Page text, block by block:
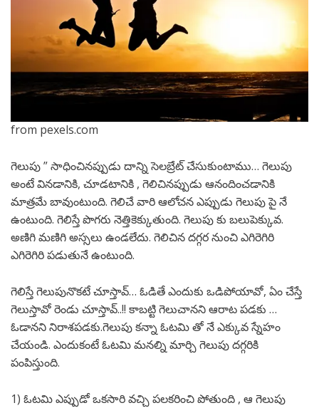
from pexels.com
గెలుపు ” సాధించినప్పుడు దాన్ని సెలబ్రేట్ చేసుకుంటాము… గెలుపు
అంటే వినడానికి, చూడటానికి , గెలిచినప్పుడు ఆనందించడానికి
మాత్రమే బావుంటుంది. గెలిచే వారి ఆలోచన ఎప్పుడు గెలుపు పై నే
ఉంటుంది. గెలిస్తే పొగరు నెత్తికెక్కుతుంది. గెలుపు కు బలుపెక్కువ.
అణిగి మణిగి అస్సలు ఉండలేదు. గెలిచిన దగ్గర నుంచి ఎగిరెగిరి
ఎగిరెగిరి పడుతునే ఉంటుంది.
గెలిస్తే గెలుపునొకటే చూస్తావ్… ఓడితే ఎందుకు ఒడిపోయావో, ఏం చేస్తే
గెలుస్తావో రెండు చూస్తావ్..!! కాబట్టి గెలుచానని ఆరాట పడకు …
ఓడానని నిరాశపడకు.గెలుపు కన్నా ఓటమి తో నే ఎక్కువ స్నేహం
చేయండి. ఎందుకంటే ఓటమి మనల్ని మార్చి గెలుపు దగ్గరికి
పంపిస్తుంది.
1) ఓటమి ఎప్పుడో ఒకసారి వచ్చి పలకరించి పోతుంది , ఆ గెలుపు